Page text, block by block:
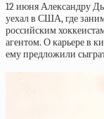
12 июня Александру
уехал в США, где
российским
агентом. О карьере в
ему предложили